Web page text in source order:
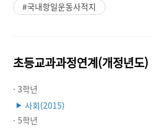
#국내항일운동사적지
초등교과과정연계(개정년도)
· 3학년
▶ 사회(2015)
· 5학년